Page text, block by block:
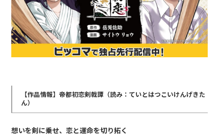
【作品情報】帝都初恋剣戟譚（読み：ていとはつこいけんげきた
ん）
想いを剣に乗せ、恋と運命を切り拓く